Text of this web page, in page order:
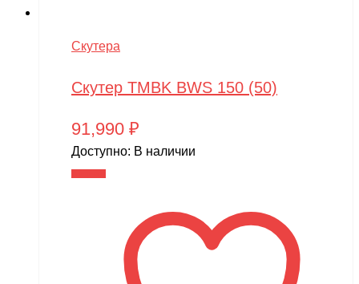
Скутера
Скутер TMBK BWS 150 (50)
91,990 ₽
Доступно: В наличии